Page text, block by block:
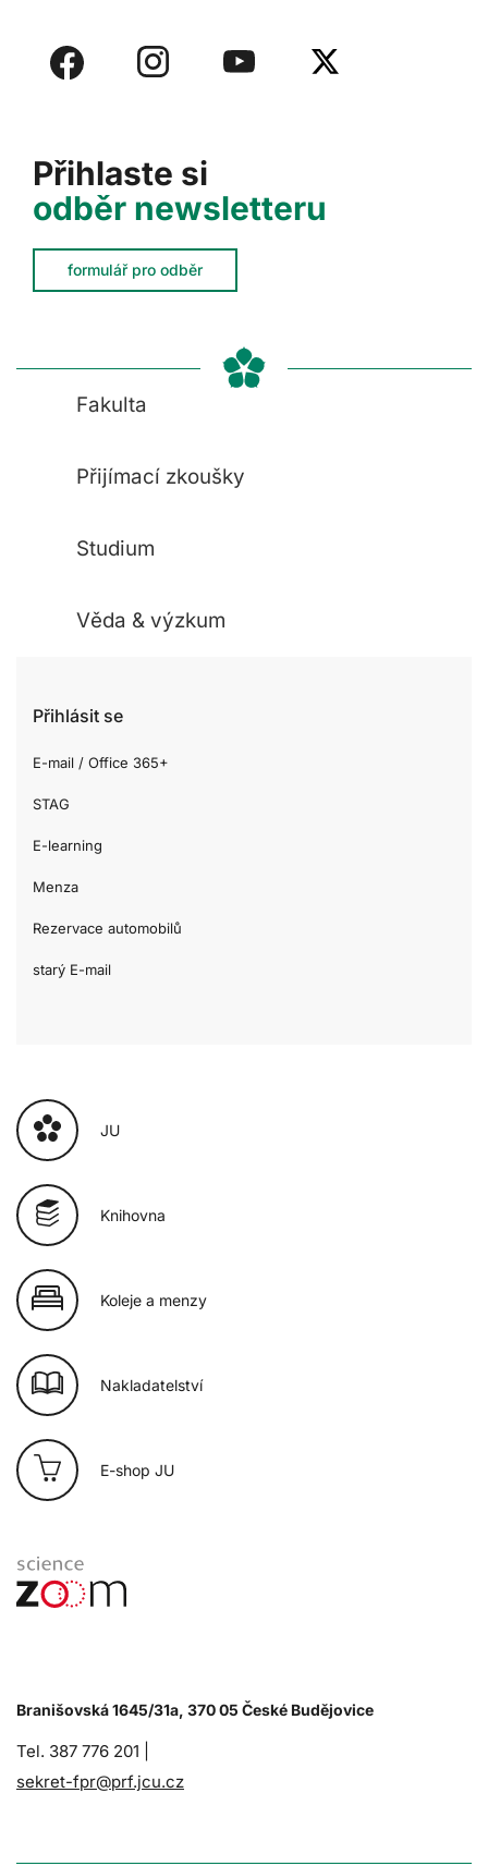
Přihlaste si
odběr newsletteru
formulář pro odběr
Fakulta
Přijímací zkoušky
Studium
Věda & výzkum
Přihlásit se
E-mail / Office 365+
STAG
E-learning
Menza
Rezervace automobilů
starý E-mail
JU
Knihovna
Koleje a menzy
Nakladatelství
E-shop JU
Branišovská 1645/31a, 370 05 České Budějovice
Tel. 387 776 201 |
sekret-fpr@prf.jcu.cz